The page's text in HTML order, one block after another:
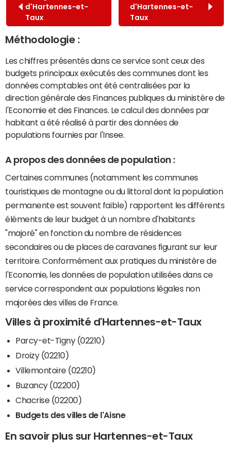
d'Hartennes-et-
Taux
d'Hartennes-et-
Taux
Méthodologie :
Les chiffres présentés dans ce service sont ceux des
budgets principaux exécutés des communes dont les
données comptables ont été centralisées par la
direction générale des Finances publiques du ministère de
l'Economie et des Finances. Le calcul des données par
habitant a été réalisé à partir des données de
populations fournies par l'Insee.
A propos des données de population :
Certaines communes (notamment les communes
touristiques de montagne ou du littoral dont la population
permanente est souvent faible) rapportent les différents
éléments de leur budget à un nombre d'habitants
"majoré" en fonction du nombre de résidences
secondaires ou de places de caravanes figurant sur leur
territoire. Conformément aux pratiques du ministère de
l'Economie, les données de population utilisées dans ce
service correspondent aux populations légales non
majorées des villes de France.
Villes à proximité d'Hartennes-et-Taux
Parcy-et-Tigny (02210)
Droizy (02210)
Villemontoire (02210)
Buzancy (02200)
Chacrise (02200)
Budgets des villes de l'Aisne
En savoir plus sur Hartennes-et-Taux